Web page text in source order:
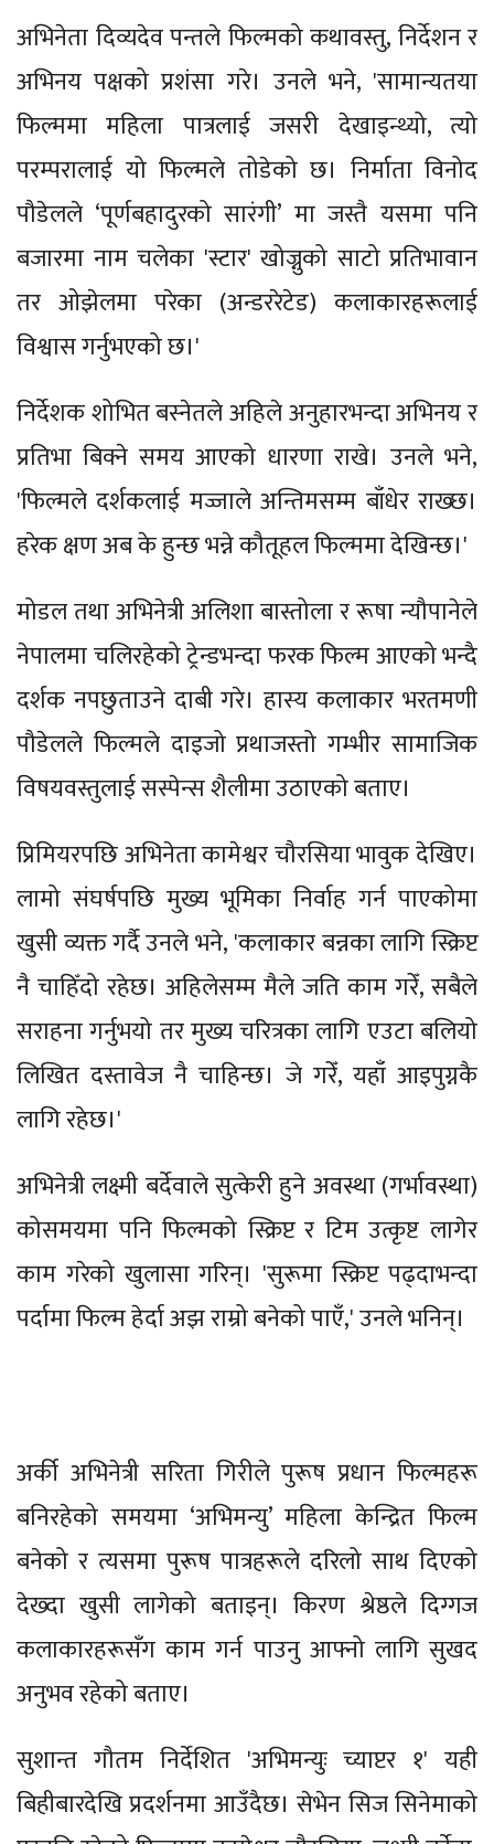
अभिनेता दिव्यदेव पन्तले फिल्मको कथावस्तु, निर्देशन र
अभिनय पक्षको प्रशंसा गरे। उनले भने, 'सामान्यतया
फिल्ममा महिला पात्रलाई जसरी देखाइन्थ्यो, त्यो
परम्परालाई यो फिल्मले तोडेको छ। निर्माता विनोद
पौडेलले ‘पूर्णबहादुरको सारंगी’ मा जस्तै यसमा पनि
बजारमा नाम चलेका 'स्टार' खोज्नुको साटो प्रतिभावान
तर ओझेलमा परेका (अन्डररेटेड) कलाकारहरूलाई
विश्वास गर्नुभएको छ।'
निर्देशक शोभित बस्नेतले अहिले अनुहारभन्दा अभिनय र
प्रतिभा बिक्ने समय आएको धारणा राखे। उनले भने,
'फिल्मले दर्शकलाई मज्जाले अन्तिमसम्म बाँधेर राख्छ।
हरेक क्षण अब के हुन्छ भन्ने कौतूहल फिल्ममा देखिन्छ।'
मोडल तथा अभिनेत्री अलिशा बास्तोला र रूषा न्यौपानेले
नेपालमा चलिरहेको ट्रेन्डभन्दा फरक फिल्म आएको भन्दै
दर्शक नपछुताउने दाबी गरे। हास्य कलाकार भरतमणी
पौडेलले फिल्मले दाइजो प्रथाजस्तो गम्भीर सामाजिक
विषयवस्तुलाई सस्पेन्स शैलीमा उठाएको बताए।
प्रिमियरपछि अभिनेता कामेश्वर चौरसिया भावुक देखिए।
लामो संघर्षपछि मुख्य भूमिका निर्वाह गर्न पाएकोमा
खुसी व्यक्त गर्दै उनले भने, 'कलाकार बन्नका लागि स्क्रिप्ट
नै चाहिँदो रहेछ। अहिलेसम्म मैले जति काम गरेँ, सबैले
सराहना गर्नुभयो तर मुख्य चरित्रका लागि एउटा बलियो
लिखित दस्तावेज नै चाहिन्छ। जे गरेँ, यहाँ आइपुग्नकै
लागि रहेछ।'
अभिनेत्री लक्ष्मी बर्देवाले सुत्केरी हुने अवस्था (गर्भावस्था)
कोसमयमा पनि फिल्मको स्क्रिप्ट र टिम उत्कृष्ट लागेर
काम गरेको खुलासा गरिन्। 'सुरूमा स्क्रिप्ट पढ्दाभन्दा
पर्दामा फिल्म हेर्दा अझ राम्रो बनेको पाएँ,' उनले भनिन्।
अर्की अभिनेत्री सरिता गिरीले पुरूष प्रधान फिल्महरू
बनिरहेको समयमा ‘अभिमन्यु’ महिला केन्द्रित फिल्म
बनेको र त्यसमा पुरूष पात्रहरूले दरिलो साथ दिएको
देख्दा खुसी लागेको बताइन्। किरण श्रेष्ठले दिग्गज
कलाकारहरूसँग काम गर्न पाउनु आफ्नो लागि सुखद
अनुभव रहेको बताए।
सुशान्त गौतम निर्देशित 'अभिमन्युः च्याप्टर १' यही
बिहीबारदेखि प्रदर्शनमा आउँदैछ। सेभेन सिज सिनेमाको